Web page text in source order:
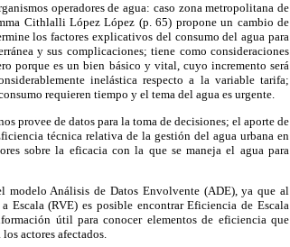
operadores de agua: caso zona metropolitana de
Cithlalli López López (p. 65) propone un cambio de
los factores explicativos del consumo del agua para
y sus complicaciones; tiene como consideraciones
porque es un bien básico y vital, cuyo incremento será
inelástica respecto a la variable tarifa;
requieren tiempo y el tema del agua es urgente.
provee de datos para la toma de decisiones; el aporte de
técnica relativa de la gestión del agua urbana en
sobre la eficacia con la que se maneja el agua para
Análisis de Datos Envolvente (ADE), ya que al
Escala (RVE) es posible encontrar Eficiencia de Escala
útil para conocer elementos de eficiencia que
actores afectados.